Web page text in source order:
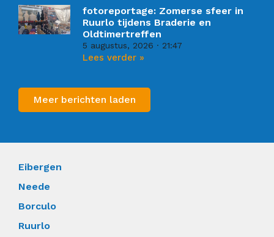
fotoreportage: Zomerse sfeer in
Ruurlo tijdens Braderie en
Oldtimertreffen
5 augustus, 2026 21:47
Lees verder »
Meer berichten laden
Eibergen
Neede
Borculo
Ruurlo